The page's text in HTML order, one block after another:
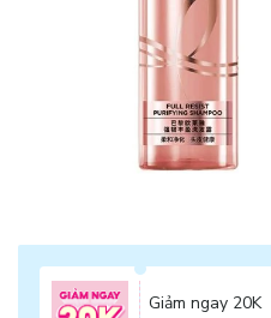
Giảm ngay 20K